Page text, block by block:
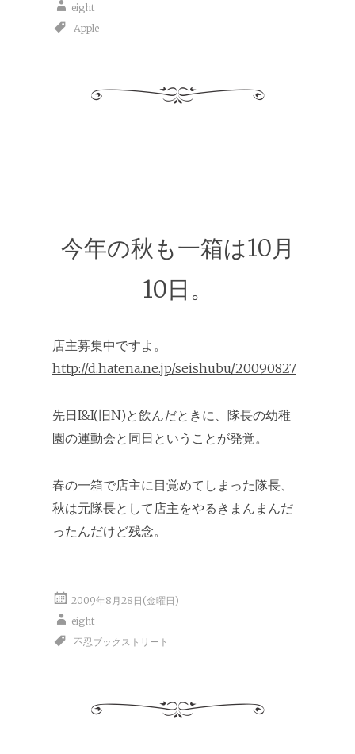
eight
Apple
今年の秋も一箱は10月
10日。
店主募集中ですよ。
http://d.hatena.ne.jp/seishubu/20090827
先日I&I(旧N)と飲んだときに、隊長の幼稚
園の運動会と同日ということが発覚。
春の一箱で店主に目覚めてしまった隊長、
秋は元隊長として店主をやるきまんまんだ
ったんだけど残念。
2009年8月28日(金曜日)
eight
不忍ブックストリート